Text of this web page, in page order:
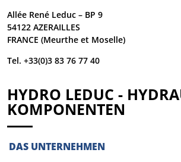
Allée René Leduc – BP 9
54122 AZERAILLES
FRANCE (Meurthe et Moselle)
Tel. +33(0)3 83 76 77 40
HYDRO LEDUC -
KOMPONENTEN
DAS UNTERNEHMEN